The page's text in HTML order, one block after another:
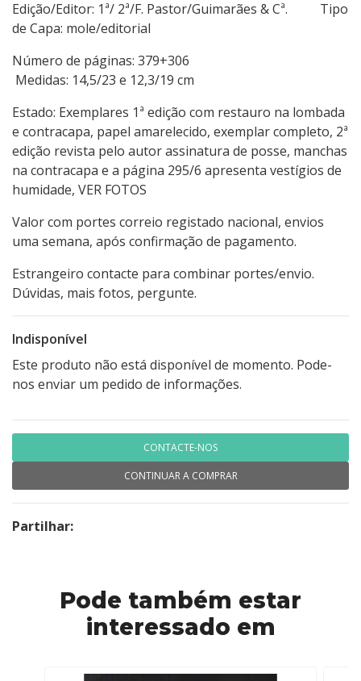
Edição/Editor: 1ª/ 2ª/F. Pastor/Guimarães & Cª. Tipo
de Capa: mole/editorial
Número de páginas: 379+306
Medidas: 14,5/23 e 12,3/19 cm
Estado: Exemplares 1ª edição com restauro na lombada
e contracapa, papel amarelecido, exemplar completo, 2ª
edição revista pelo autor assinatura de posse, manchas
na contracapa e a página 295/6 apresenta vestígios de
humidade, VER FOTOS
Valor com portes correio registado nacional, envios
uma semana, após confirmação de pagamento.
Estrangeiro contacte para combinar portes/envio.
Dúvidas, mais fotos, pergunte.
Indisponível
Este produto não está disponível de momento. Pode-
nos enviar um pedido de informações.
CONTACTE-NOS
CONTINUAR A COMPRAR
Partilhar:
Pode também estar
interessado em